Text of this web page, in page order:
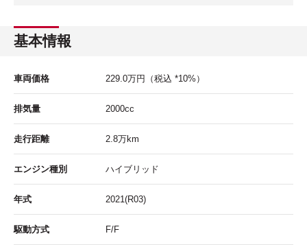
基本情報
車両価格 229.0万円 （税込 *10%）
排気量 2000cc
走行距離 2.8万km
エンジン種別 ハイブリッド
年式 2021(R03)
駆動方式 F/F